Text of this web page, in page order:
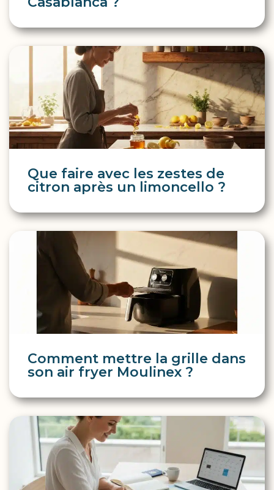
Que faire avec les zestes de
citron après un limoncello ?
Comment mettre la grille dans
son air fryer Moulinex ?